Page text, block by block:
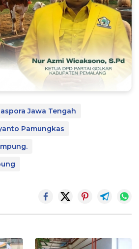
Jawa Tengah
Pamungkas